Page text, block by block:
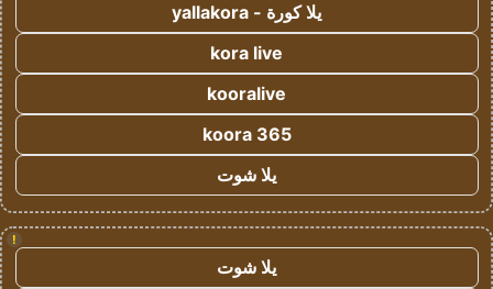
يلا كورة - yallakora
kora live
kooralive
koora 365
يلا شوت
!
يلا شوت